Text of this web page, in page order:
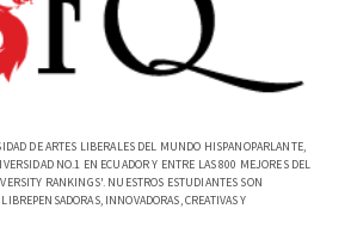
DE ARTES LIBERALES DEL MUNDO HISPANOPARLANTE,
NO.1 EN ECUADOR Y ENTRE LAS 800 MEJORES DEL
RANKINGS'. NUESTROS ESTUDIANTES SON
INNOVADORAS, CREATIVAS Y